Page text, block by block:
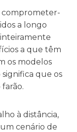
comprometer-
a longo
a que têm
os modelos
que os
à distância,
cenário de